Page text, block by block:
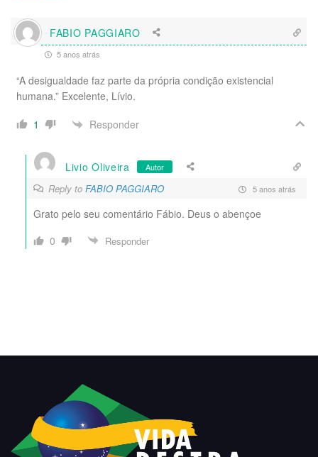
FABIO PAGGIARO
5 anos atrás
“A desigualdade faz parte da própria condição existencial
humana.” Excelente, Lívio.
1
Responder
Livio Oliveira Autor
Reply to FABIO PAGGIARO 5 anos atrás
Grato pelo seu comentário Fábio. Deus o abençoe
0
Responder